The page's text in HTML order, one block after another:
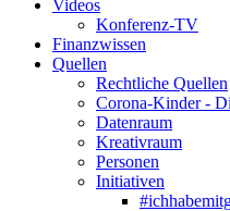
Videos
Konferenz-TV
Finanzwissen
Quellen
Rechtliche Quellen
Corona-Kinder -
Datenraum
Kreativraum
Personen
Initiativen